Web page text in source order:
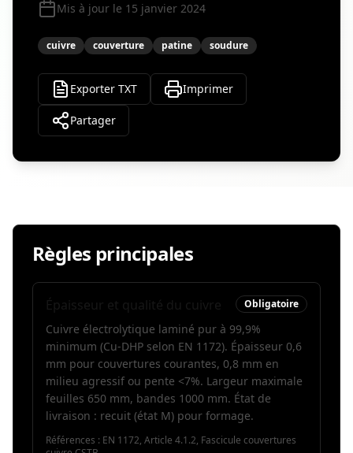
Mis à jour le 15 janvier 2024
cuivre couverture patine soudure
Exporter TXT Imprimer
Partager
Règles principales
Obligatoire
Cuivre électrolytique laminé pur à 99,9%
minimum (Cu-DHP selon EN 1172). Épaisseur 0,6
mm pour couvertures courantes, 0,8 mm en
milieu agressif ou pente <7%. Largeur maximale
feuilles 650 mm, bandes 1000 mm. État de
livraison : recuit (état M) pour formage.
Références : EN 1172, Article 4.1.2, Fascicule couvertures